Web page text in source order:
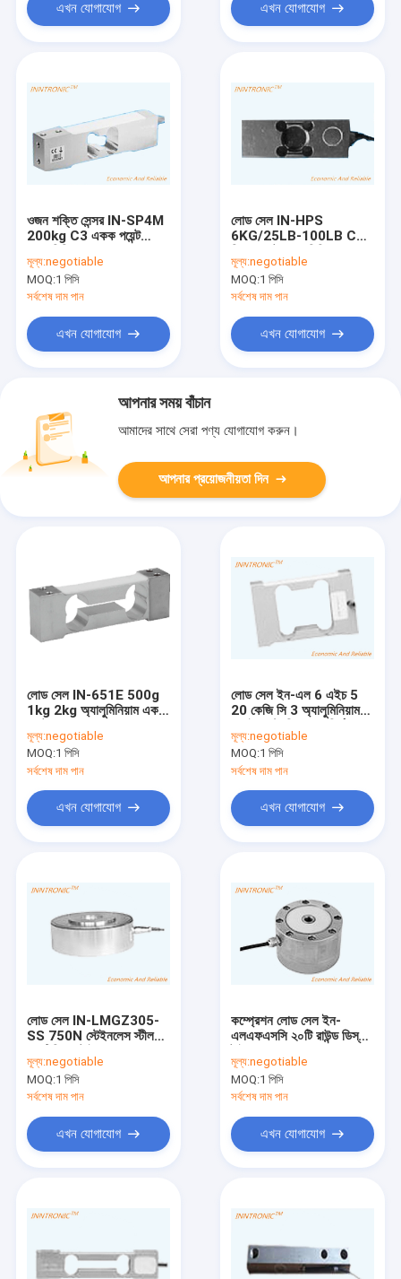
পণ্য
আমাদের সম্পর্কে
এখন যোগাযোগ এখন যোগাযোগ
ওজন শক্তি সেন্সর IN-SP4M
200kg C3 একক পয়েন্ট
সেল বিস্ফোরণ প্রমাণ ওজন
স্কেল 2mv / v IP67
মূল্য:negotiable
MOQ:1 পিসি
সর্বশেষ দাম পান
এখন যোগাযোগ
লোড সেল IN-HPS
6KG/25LB-100LB C3
অ্যালগরি ওজন শক্তি সেন্সর
প্ল্যাটফর্ম স্কেল IP65 2mv/v
মূল্য:negotiable
MOQ:1 পিসি
সর্বশেষ দাম পান
এখন যোগাযোগ
আপনার সময় বাঁচান
আমাদের সাথে সেরা পণ্য যোগাযোগ করুন।
আপনার প্রয়োজনীয়তা দিন
লোড সেল IN-651E 500g
1kg 2kg অ্যালুমিনিয়াম একক
ইলেকট্রনিক ভারসাম্য জন্য
2mv/v C3 IP66
মূল্য:negotiable
MOQ:1 পিসি
সর্বশেষ দাম পান
এখন যোগাযোগ
লোড সেল ইন-এল 6 এইচ 5
20 কেজি সি 3 অ্যালুমিনিয়াম
জন্য রাশির সেন্সর প্ল্যাটফর্ম বেঞ্চ
স্কেল আইপি 67 2mv/v
মূল্য:negotiable
MOQ:1 পিসি
সর্বশেষ দাম পান
এখন যোগাযোগ
লোড সেল IN-LMGZ305-
SS 750N স্টেইনলেস স্টীল
শক্তি সেন্সর কাগজ লেপ জন্য
2mv / v
মূল্য:negotiable
MOQ:1 পিসি
সর্বশেষ দাম পান
এখন যোগাযোগ
কম্প্রেশন লোড সেল ইন-
এলএফএসসি ২০টি রাউন্ড ডিস্ক
ইস্পাত ওজন বল সেন্সর সাইলো
স্কেল ২এমভি/ভি আইপি৬৭
মূল্য:negotiable
MOQ:1 পিসি
সর্বশেষ দাম পান
এখন যোগাযোগ